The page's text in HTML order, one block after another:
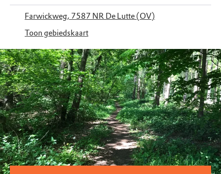
Farwickweg, 7587 NR De Lutte (OV)
Toon gebiedskaart